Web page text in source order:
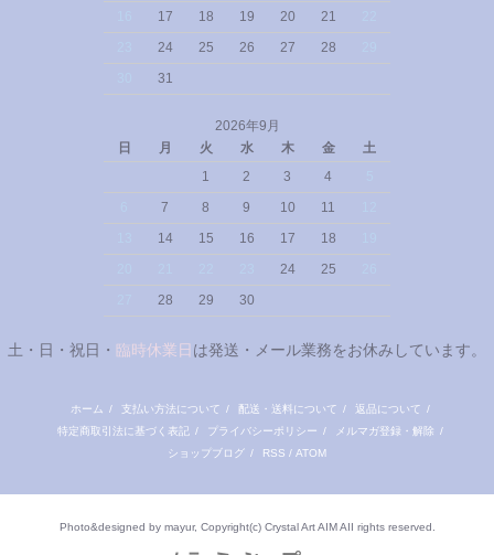
17 18 19 20 21
24 25 26 27 28
31
2026年9月
日
月 火 水 木 金
土
1
2 3 4
7 8 9 10 11
14 15 16 17 18
24 25
28 29 30
土・日・祝日・ 臨時休業日 は発送・メール業務をお休みしています。
ホーム / 支払い方法について / 配送・送料について / 返品について /
特定商取引法に基づく表記 / プライバシーポリシー / メルマガ登録・解除 /
ショップブログ / RSS / ATOM
Photo&designed by mayur, Copyright(c) Crystal Art AIM AII rights reserved.